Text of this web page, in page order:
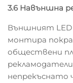
3.6 Навъншна
Външният LED
монтира
обществени
непрекъснато